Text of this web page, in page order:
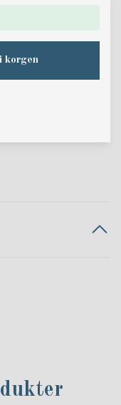
korgen